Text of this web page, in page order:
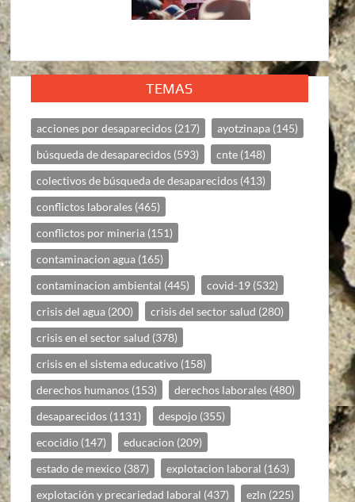
TEMAS
acciones por desaparecidos (217) ayotzinapa (145)
búsqueda de desaparecidos (593) cnte (148)
colectivos de búsqueda de desaparecidos (413)
conflictos laborales (465)
conflictos por mineria (151)
contaminacion agua (165)
contaminacion ambiental (445) covid-19 (532)
crisis del agua (200) crisis del sector salud (280)
crisis en el sector salud (378)
crisis en el sistema educativo (158)
derechos humanos (153) derechos laborales (480)
desaparecidos (1131) despojo (355)
ecocidio (147) educacion (209)
estado de mexico (387) explotacion laboral (163)
explotación y precariedad laboral (437) ezln (225)